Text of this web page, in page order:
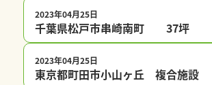
2023年04月25日
千葉県松戸市串崎南町 37坪
2023年04月25日
東京都町田市小山ヶ丘 複合施設